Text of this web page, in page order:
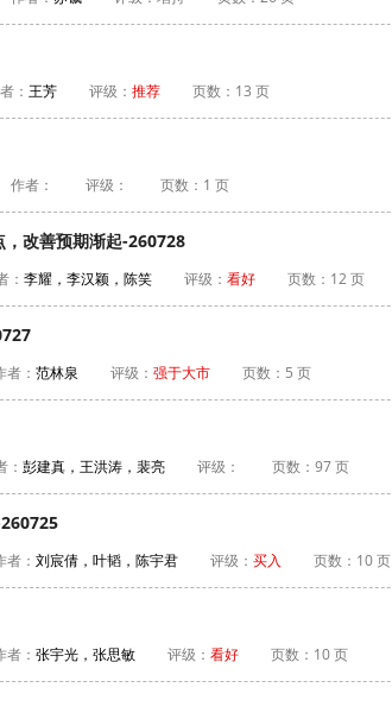
： 王芳 评级： 推荐 页数：13 页
作者： 评级： 页数：1 页
改善预期渐起-260728
： 李耀，李汉颖，陈笑 评级： 看好 页数：12 页
者： 范林泉 评级： 强于大市 页数：5 页
： 彭建真，王洪涛，裴亮 评级： 页数：97 页
者： 刘宸倩，叶韬，陈宇君 评级： 买入 页数：10 页
者： 张宇光，张思敏 评级： 看好 页数：10 页